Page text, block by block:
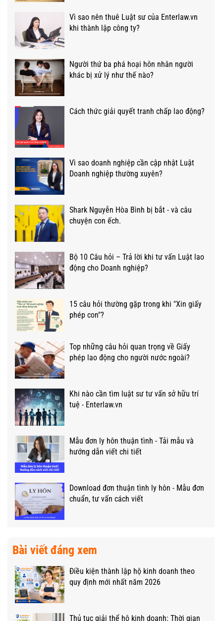
Vì sao nên thuê Luật sư của Enterlaw.vn
khi thành lập công ty?
Người thứ ba phá hoại hôn nhân người
khác bị xử lý như thế nào?
Cách thức giải quyết tranh chấp lao động?
Vì sao doanh nghiệp cần cập nhật Luật
Doanh nghiệp thường xuyên?
Shark Nguyễn Hòa Bình bị bắt - và câu
chuyện con ếch.
Bộ 10 Câu hỏi – Trả lời khi tư vấn Luật lao
động cho Doanh nghiệp?
15 câu hỏi thường gặp trong khi "Xin giấy
phép con"?
Top những câu hỏi quan trọng về Giấy
phép lao động cho người nước ngoài?
Khi nào cần tìm luật sư tư vấn sở hữu trí
tuệ - Enterlaw.vn
Mẫu đơn ly hôn thuận tình - Tải mẫu và
hướng dẫn viết chi tiết
Download đơn thuận tình ly hôn - Mẫu đơn
chuẩn, tư vấn cách viết
Bài viết đáng xem
Điều kiện thành lập hộ kinh doanh theo
quy định mới nhất năm 2026
Thủ tục giải thể hộ kinh doanh: Thời gian